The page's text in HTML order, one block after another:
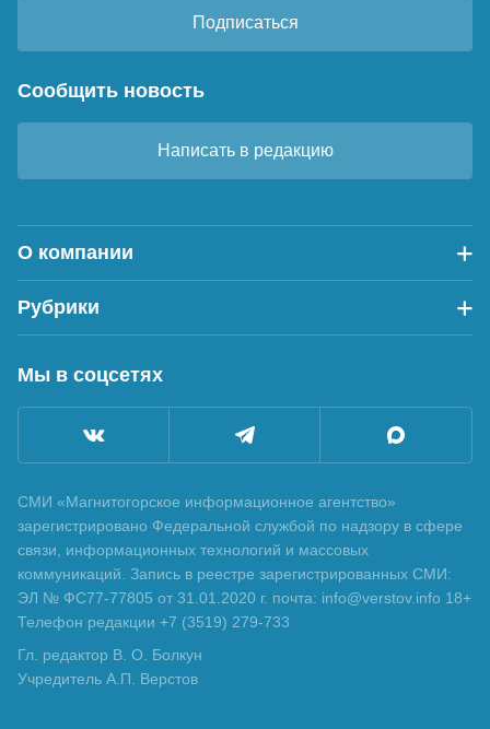
Подписаться
Сообщить новость
Написать в редакцию
О компании
Рубрики
Мы в соцсетях
СМИ «Магнитогорское информационное агентство»
зарегистрировано Федеральной службой по надзору в сфере
связи, информационных технологий и массовых
коммуникаций. Запись в реестре зарегистрированных СМИ:
ЭЛ № ФС77-77805 от 31.01.2020 г. почта: info@verstov.info 18+
Телефон редакции +7 (3519) 279-733
Гл. редактор В. О. Болкун
Учредитель А.П. Верстов